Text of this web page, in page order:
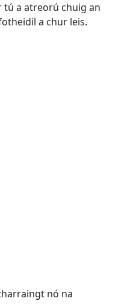
tú a atreorú chuig an
a chur leis.
nó na